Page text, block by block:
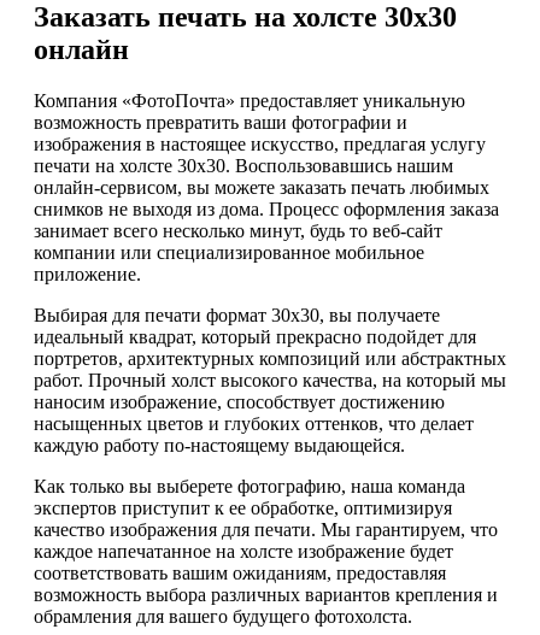
Заказать печать на холсте 30х30
онлайн
Компания «ФотоПочта» предоставляет уникальную
возможность превратить ваши фотографии и
изображения в настоящее искусство, предлагая услугу
печати на холсте 30х30. Воспользовавшись нашим
онлайн-сервисом, вы можете заказать печать любимых
снимков не выходя из дома. Процесс оформления заказа
занимает всего несколько минут, будь то веб-сайт
компании или специализированное мобильное
приложение.
Выбирая для печати формат 30х30, вы получаете
идеальный квадрат, который прекрасно подойдет для
портретов, архитектурных композиций или абстрактных
работ. Прочный холст высокого качества, на который мы
наносим изображение, способствует достижению
насыщенных цветов и глубоких оттенков, что делает
каждую работу по-настоящему выдающейся.
Как только вы выберете фотографию, наша команда
экспертов приступит к ее обработке, оптимизируя
качество изображения для печати. Мы гарантируем, что
каждое напечатанное на холсте изображение будет
соответствовать вашим ожиданиям, предоставляя
возможность выбора различных вариантов крепления и
обрамления для вашего будущего фотохолста.